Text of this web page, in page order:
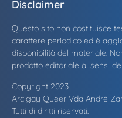
Disclaimer
Questo sito non costituisce
carattere periodico ed è
disponibilità del materiale.
prodotto editoriale ai sensi
Copyright 2023
Arcigay Queer Vda André
Tutti di diritti riservati.